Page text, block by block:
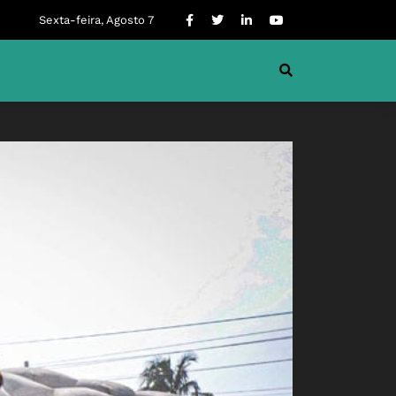
Sexta-feira, Agosto 7